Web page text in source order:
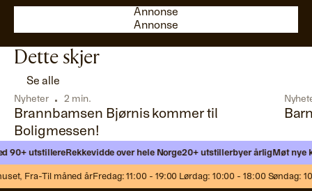
Annonse
Annonse Annonse
Dette skjer
Se alle
Nyheter 2 min.
Brannbamsen Bjørnis kommer til
Boligmessen!
utstillere Rekkevidde over hele Norge20+ utstillerbyer årligMøt nye
Fra-Til måned årFredag: 11:00 - 19:00 Lørdag: 10:00 - 18:00 Søndag: